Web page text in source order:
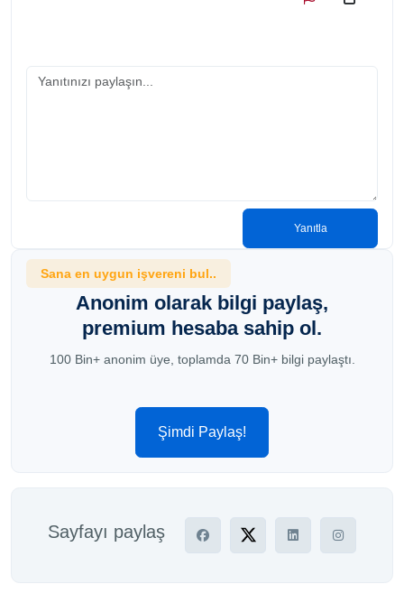
Yanıtla
Sana en uygun işvereni bul..
Anonim olarak bilgi paylaş,
premium hesaba sahip ol.
100 Bin+ anonim üye, toplamda 70 Bin+ bilgi paylaştı.
Şimdi Paylaş!
Sayfayı paylaş